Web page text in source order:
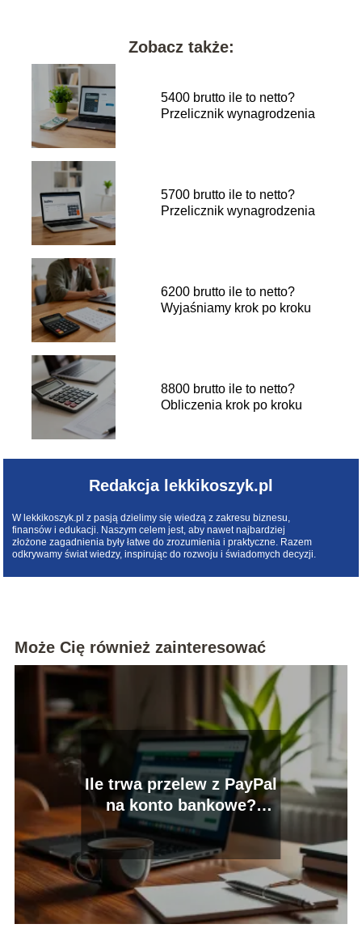
Zobacz także:
5400 brutto ile to netto?
Przelicznik wynagrodzenia
5700 brutto ile to netto?
Przelicznik wynagrodzenia
6200 brutto ile to netto?
Wyjaśniamy krok po kroku
8800 brutto ile to netto?
Obliczenia krok po kroku
Redakcja lekkikoszyk.pl
W lekkikoszyk.pl z pasją dzielimy się wiedzą z zakresu biznesu,
finansów i edukacji. Naszym celem jest, aby nawet najbardziej
złożone zagadnienia były łatwe do zrozumienia i praktyczne. Razem
odkrywamy świat wiedzy, inspirując do rozwoju i świadomych decyzji.
Może Cię również zainteresować
Ile trwa przelew z PayPal
na konto bankowe?
Sprawdź szczegóły!